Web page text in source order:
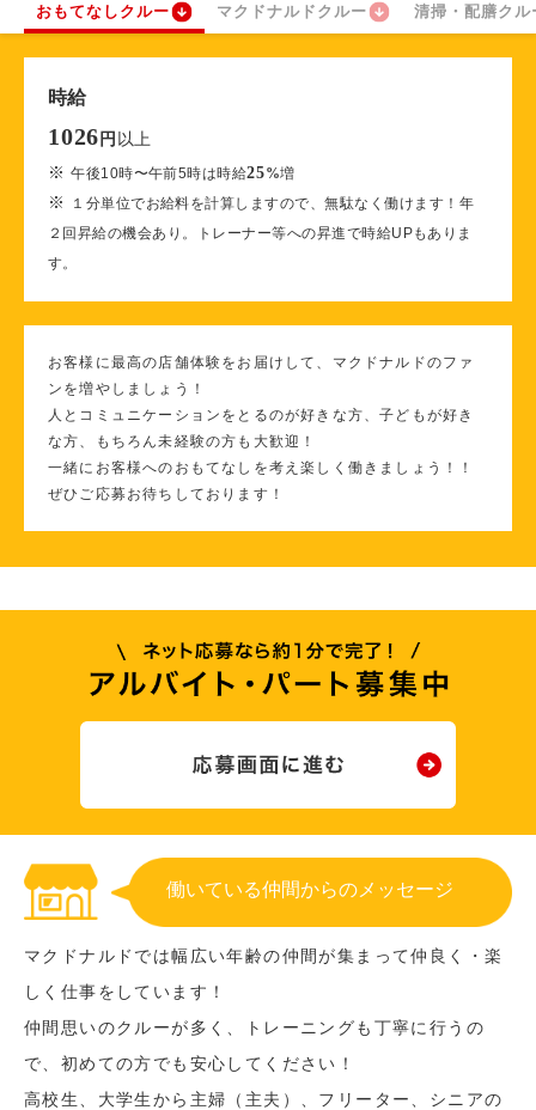
おもてなしクルー マクドナルドクルー 清掃・配膳クル
時給
1026 円 以上
※午後10時〜午前5時は時給25%増
※
１分単位でお給料を計算しますので、無駄なく働けます！年
２回昇給の機会あり。トレーナー等への昇進で時給UPもありま
す。
お客様に最高の店舗体験をお届けして、マクドナルドのファ
ンを増やしましょう！
人とコミュニケーションをとるのが好きな方、子どもが好き
な方、もちろん未経験の方も大歓迎！
一緒にお客様へのおもてなしを考え楽しく働きましょう！！
ぜひご応募お待ちしております！
働いている仲間からのメッセージ
マクドナルドでは幅広い年齢の仲間が集まって仲良く・楽
しく仕事をしています！
仲間思いのクルーが多く、トレーニングも丁寧に行うの
で、初めての方でも安心してください！
高校生、大学生から主婦（主夫）、フリーター、シニアの